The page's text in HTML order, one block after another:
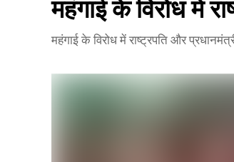
महंगाई के विरोध में
महंगाई के विरोध में राष्ट्रपति और